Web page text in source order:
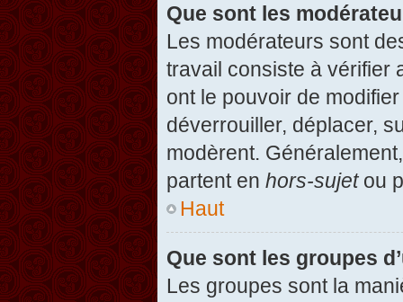
Que sont les
Les modérateurs sont
travail consiste à vérifier
ont le pouvoir de
déverrouiller, déplacer,
modèrent.
partent en hors-sujetou
Haut
Que sont les groupes
Les groupes sont la